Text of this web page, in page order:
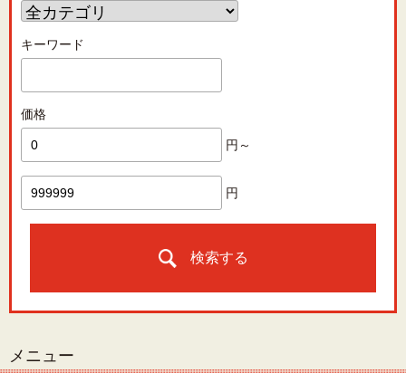
キーワード
価格
円～
円
検索する
メニュー